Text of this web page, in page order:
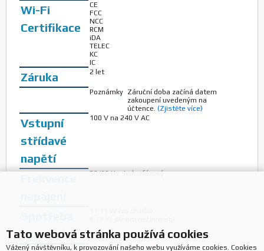
Wi-Fi
Certifikace
CE
FCC
NCC
RCM
iDA
TELEC
KC
IC
Záruka 2 let
Poznámky Záruční doba začíná datem
zakoupení uvedeným na
účtence. (Zjistěte více)
Vstupní
střídavé
napětí
100 V na 240 V AC
50/60 Hz, Jednofázový
energie*
Splňuje omezení RoHS
Tato webová stránka používá cookies
Vážený návštěvníku, k provozování našeho webu využíváme cookies. Cookies